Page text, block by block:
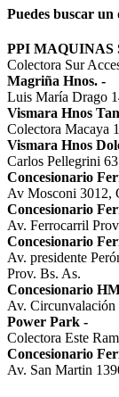
Puedes buscar
PPI MAQUINAS
Colectora Sur
Magriña Hnos. -
Luis María Drago
Vismara Hnos
Colectora Macaya
Vismara Hnos
Carlos Pellegrini
Concesionario
Av Mosconi 3012,
Concesionario
Av. Ferrocarril
Concesionario
Av. presidente
Prov. Bs. As.
Concesionario
Av. Circunvalación
Power Park -
Colectora Este
Concesionario
Av. San Martin